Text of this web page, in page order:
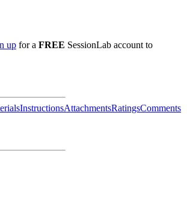
up for a FREE SessionLab account to
InstructionsAttachmentsRatingsComments